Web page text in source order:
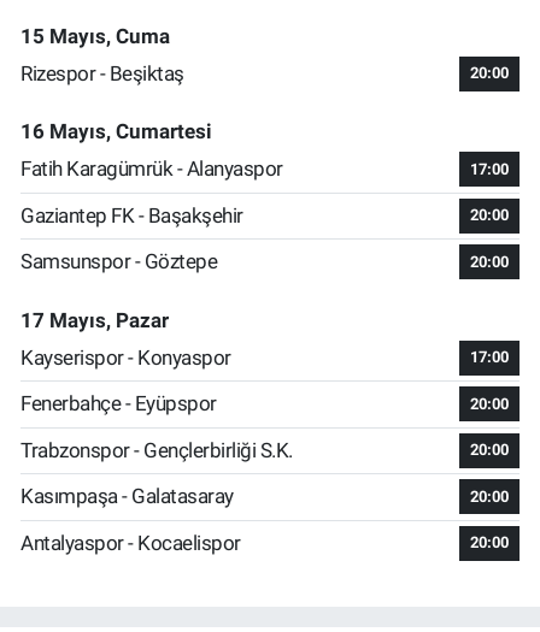
15 Mayıs, Cuma
Rizespor - Beşiktaş
20:00
16 Mayıs, Cumartesi
Fatih Karagümrük - Alanyaspor
17:00
Gaziantep FK - Başakşehir 20:00
Samsunspor - Göztepe 20:00
17 Mayıs, Pazar
Kayserispor - Konyaspor
17:00
Fenerbahçe - Eyüpspor 20:00
Trabzonspor - Gençlerbirliği S.K. 20:00
Kasımpaşa - Galatasaray 20:00
Antalyaspor - Kocaelispor 20:00